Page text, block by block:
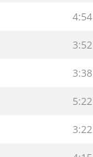
4:54
3:52
3:38
5:22
3:22